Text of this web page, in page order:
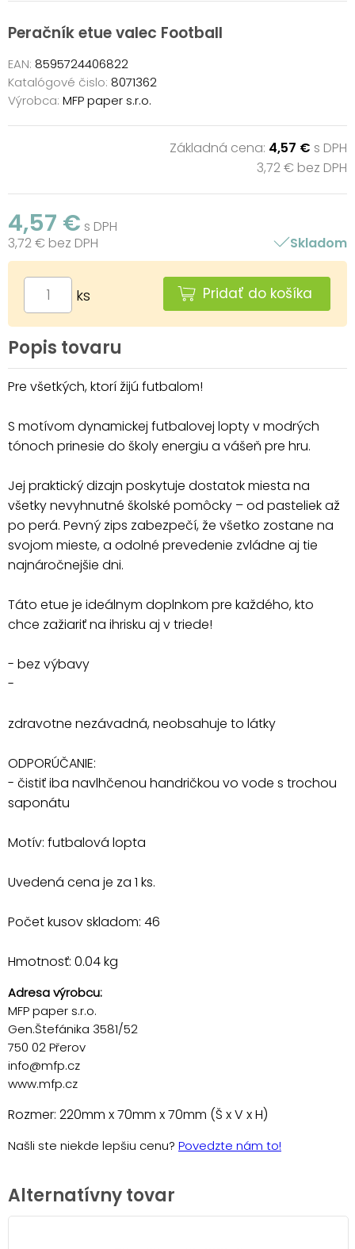
Peračník etue valec Football
EAN: 8595724406822
Katalógové čislo: 8071362
Výrobca: MFP paper s.r.o.
Základná cena: 4,57 € s DPH
3,72 € bez DPH
4,57 € s DPH
3,72 € bez DPH
Skladom
ks Pridať do košíka
Popis tovaru
Pre všetkých, ktorí žijú futbalom!
S motívom dynamickej futbalovej lopty v modrých
tónoch prinesie do školy energiu a vášeň pre hru.
Jej praktický dizajn poskytuje dostatok miesta na
všetky nevyhnutné školské pomôcky – od pasteliek až
po perá. Pevný zips zabezpečí, že všetko zostane na
svojom mieste, a odolné prevedenie zvládne aj tie
najnáročnejšie dni.
Táto etue je ideálnym doplnkom pre každého, kto
chce zažiariť na ihrisku aj v triede!
- bez výbavy
-
zdravotne nezávadná, neobsahuje to látky
ODPORÚČANIE:
- čistiť iba navlhčenou handričkou vo vode s trochou
saponátu
Motív: futbalová lopta
Uvedená cena je za 1 ks.
Počet kusov skladom: 46
Hmotnosť: 0.04 kg
Adresa výrobcu:
MFP paper s.r.o.
Gen.Štefánika 3581/52
750 02 Přerov
info@mfp.cz
www.mfp.cz
Rozmer: 220mm x 70mm x 70mm (Š x V x H)
Našli ste niekde lepšiu cenu? Povedzte nám to!
Alternatívny tovar